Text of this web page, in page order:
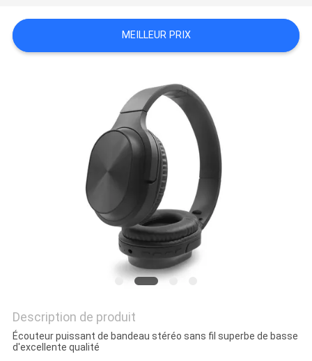
CONTACTEZ-
CITATION
POLICY
MEILLEUR PRIX
Description de produit
Écouteur puissant de bandeau stéréo sans fil superbe de basse
d'excellente qualité